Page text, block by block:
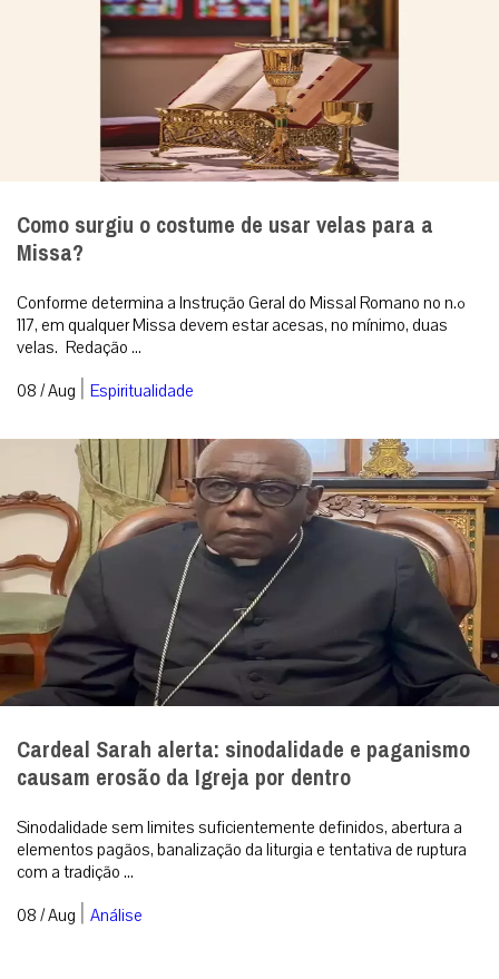
Como surgiu o costume de usar velas para a
Missa?
Conforme determina a Instrução Geral do Missal Romano no n.º
117, em qualquer Missa devem estar acesas, no mínimo, duas
velas. Redação ...
08 / Aug | Espiritualidade
Cardeal Sarah alerta: sinodalidade e paganismo
causam erosão da Igreja por dentro
Sinodalidade sem limites suficientemente definidos, abertura a
elementos pagãos, banalização da liturgia e tentativa de ruptura
com a tradição ...
08 / Aug | Análise